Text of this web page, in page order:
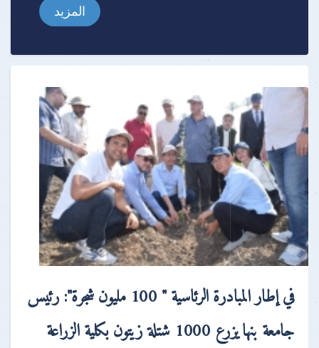
المزيد
في إطار المبادرة الرئاسية " 100 مليون شجرة": رئيس
جامعة بنها يزرع 1000 شتلة زيتون بكلية الزراعة